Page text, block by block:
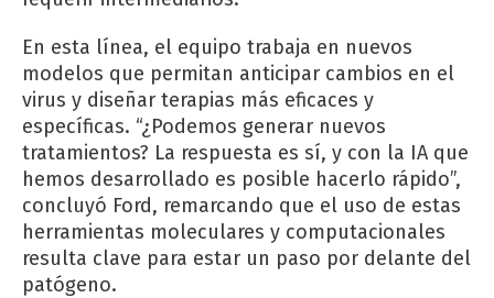
En esta línea, el equipo trabaja en nuevos
modelos que permitan anticipar cambios en el
virus y diseñar terapias más eficaces y
específicas. “¿Podemos generar nuevos
tratamientos? La respuesta es sí, y con la IA que
hemos desarrollado es posible hacerlo rápido”,
concluyó Ford, remarcando que el uso de estas
herramientas moleculares y computacionales
resulta clave para estar un paso por delante del
patógeno.